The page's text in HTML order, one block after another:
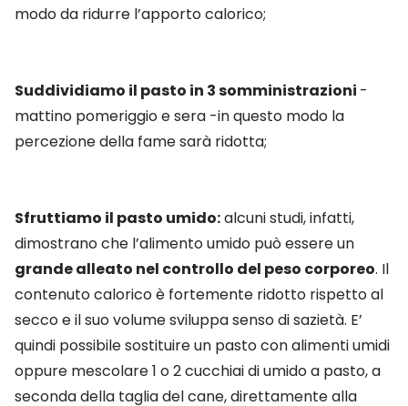
modo da ridurre l’apporto calorico;
Suddividiamo il pasto in 3 somministrazioni -
mattino pomeriggio e sera -in questo modo la
percezione della fame sarà ridotta;
Sfruttiamo il pasto umido:alcuni studi, infatti,
dimostrano che l’alimento umido può essere un
grande alleato nel controllo del peso corporeo. Il
contenuto calorico è fortemente ridotto rispetto al
secco e il suo volume sviluppa senso di sazietà. E’
quindi possibile sostituire un pasto con alimenti umidi
oppure mescolare 1 o 2 cucchiai di umido a pasto, a
seconda della taglia del cane, direttamente alla